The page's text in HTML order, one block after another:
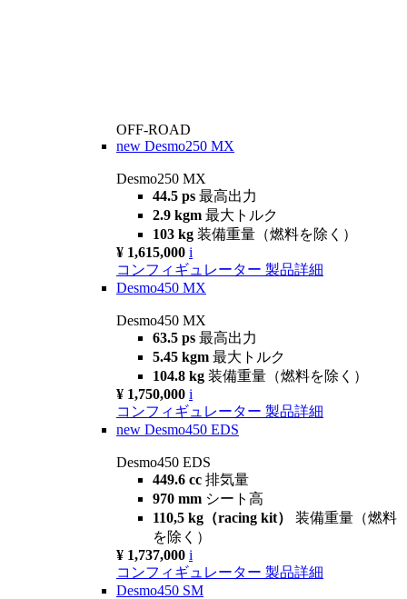
OFF-ROAD
new Desmo250 MX
Desmo250 MX
44.5 ps 最高出力
2.9 kgm 最大トルク
103 kg 装備重量（燃料を除く）
¥ 1,615,000 i
コンフィギュレーター 製品詳細
Desmo450 MX
Desmo450 MX
63.5 ps 最高出力
5.45 kgm 最大トルク
104.8 kg 装備重量（燃料を除く）
¥ 1,750,000 i
コンフィギュレーター 製品詳細
new Desmo450 EDS
Desmo450 EDS
449.6 cc 排気量
970 mm シート高
110,5 kg（racing kit） 装備重量（燃料
を除く）
¥ 1,737,000 i
コンフィギュレーター 製品詳細
Desmo450 SM